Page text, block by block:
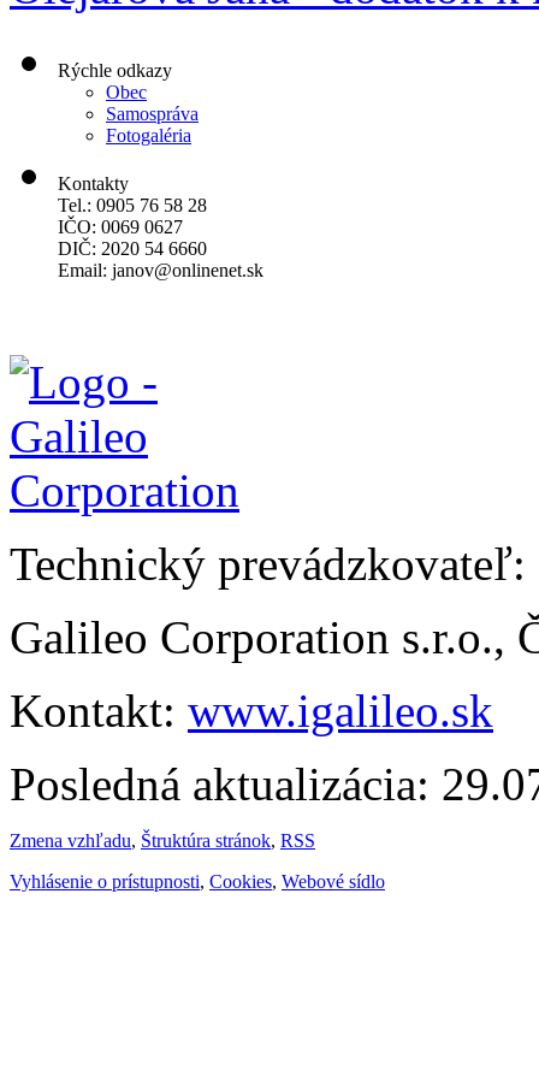
Rýchle odkazy
Obec
Samospráva
Fotogaléria
Kontakty
Tel.: 0905 76 58 28
IČO: 0069 0627
DIČ: 2020 54 6660
Email: janov@onlinenet.sk
Technický prevádzkovateľ:
Galileo Corporation s.r.o.,
Kontakt: www.igalileo.sk
Posledná aktualizácia:
Zmena vzhľadu, Štruktúra stránok, RSS
Vyhlásenie o prístupnosti, Cookies, Webové sídlo